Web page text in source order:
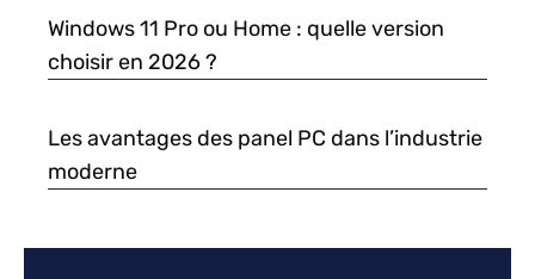
Windows 11 Pro ou Home : quelle version
choisir en 2026 ?
Les avantages des panel PC dans l’industrie
moderne